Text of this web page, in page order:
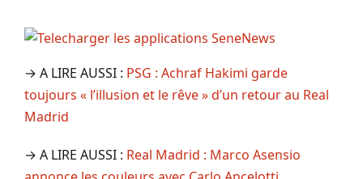
→ A LIRE AUSSI : PSG : Achraf Hakimi garde
toujours « l’illusion et le rêve » d’un retour au Real
Madrid
→ A LIRE AUSSI : Real Madrid : Marco Asensio